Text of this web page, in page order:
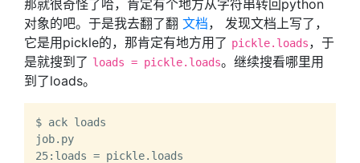
那就很奇怪了哈，肯定有个地方从字符串转回python
对象的吧。于是我去翻了翻 文档， 发现文档上写了，
它是用pickle的，那肯定有地方用了 pickle.loads，于
是就搜到了 loads = pickle.loads。继续搜看哪里用
到了loads。
$ ack loads
job.py
25:loads = pickle.loads